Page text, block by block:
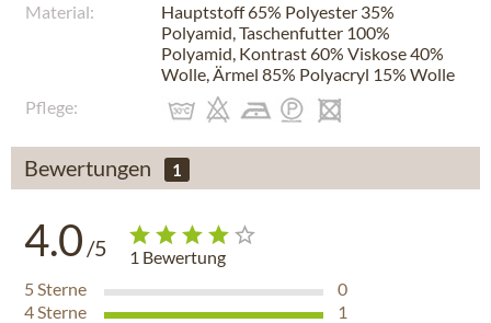
Material:
Hauptstoff 65% Polyester 35%
Polyamid, Taschenfutter 100%
Polyamid, Kontrast 60% Viskose 40%
Wolle, Ärmel 85% Polyacryl 15% Wolle
Pflege:
Bewertungen 1
4.0 /5 1 Bewertung
5Sterne
0
4Sterne
1